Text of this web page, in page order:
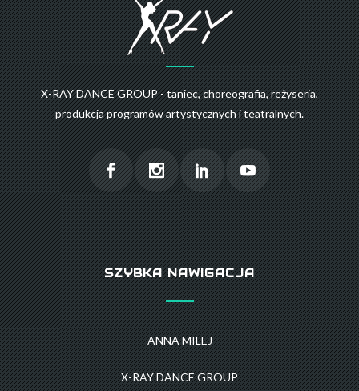
X-RAY DANCE GROUP - taniec, choreografia, reżyseria,
produkcja programów artystycznych i teatralnych.
SZYBKA NAWIGACJA
ANNA MILEJ
X-RAY DANCE GROUP